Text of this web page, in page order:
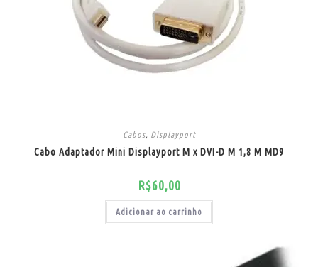
Cabos, Displayport
Cabo Adaptador Mini Displayport M x DVI-D M 1,8 M MD9
R$60,00
Adicionar ao carrinho